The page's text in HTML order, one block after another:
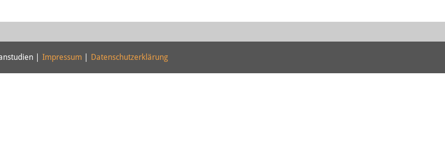
| Impressum Datenschutzerklärung